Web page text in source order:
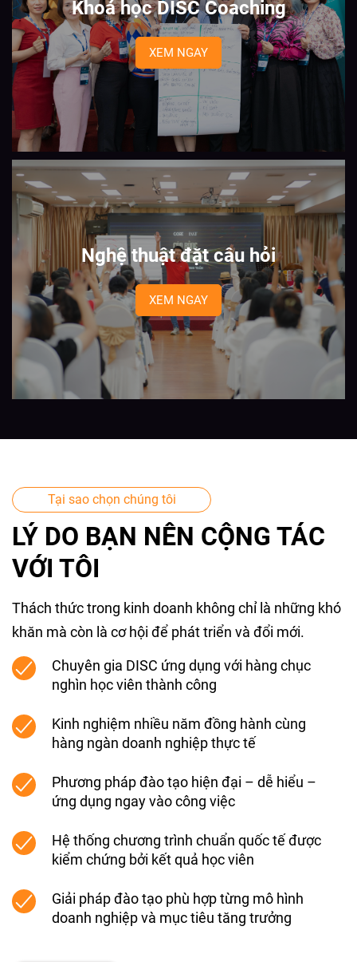
Khoá học DISC Coaching
XEM NGAY
Nghệ thuật đặt câu hỏi
XEM NGAY
Tại sao chọn chúng tôi
LÝ DO BẠN NÊN CỘNG TÁC
VỚI TÔI
Thách thức trong kinh doanh không chỉ là những khó
khăn mà còn là cơ hội để phát triển và đổi mới.
Chuyên gia DISC ứng dụng với hàng chục
nghìn học viên thành công
Kinh nghiệm nhiều năm đồng hành cùng
hàng ngàn doanh nghiệp thực tế
Phương pháp đào tạo hiện đại – dễ hiểu –
ứng dụng ngay vào công việc
Hệ thống chương trình chuẩn quốc tế được
kiểm chứng bởi kết quả học viên
Giải pháp đào tạo phù hợp từng mô hình
doanh nghiệp và mục tiêu tăng trưởng